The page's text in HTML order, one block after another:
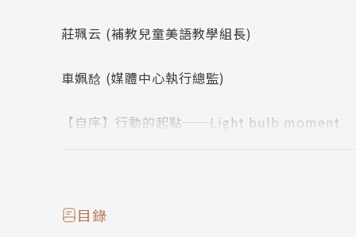
莊珮云 (補教兒童美語教學組長)
車姵馠 (媒體中心執行總監)
【自序】行動的起點──Light bulb moment
好友還是沒變，一樣的精明幹練，一樣的充滿朝
目錄